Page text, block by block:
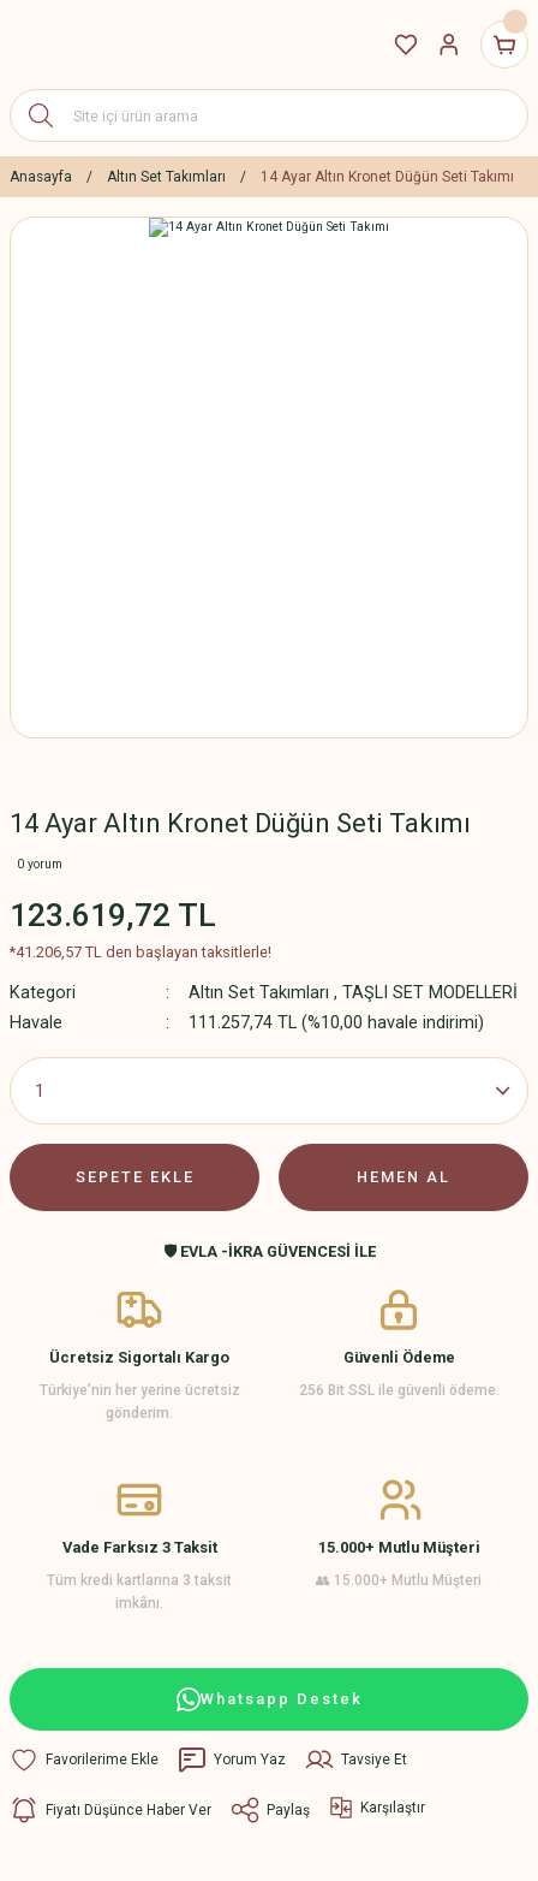
Anasayfa Altın Set Takımları 14 Ayar Altın Kronet Düğün Seti Takımı
14 Ayar Altın Kronet Düğün Seti Takımı
0 yorum
123.619,72 TL
*41.206,57 TL den başlayan taksitlerle!
Kategori Altın Set Takımları , TAŞLI SET MODELLERİ
Havale
111.257,74 TL (%10,00 havale indirimi)
SEPETE EKLE HEMEN AL
🛡️ EVLA -İKRA GÜVENCESİ İLE
Ücretsiz Sigortalı Kargo
Türkiye’nin her yerine ücretsiz
gönderim.
Güvenli Ödeme
256 Bit SSL ile güvenli ödeme.
Vade Farksız 3 Taksit
Tüm kredi kartlarına 3 taksit
imkânı.
15.000+ Mutlu Müşteri
👥 15.000+ Mutlu Müşteri
Whatsapp Destek
Yorum Yaz Tavsiye Et
Fiyatı Düşünce Haber Ver Paylaş Karşılaştır